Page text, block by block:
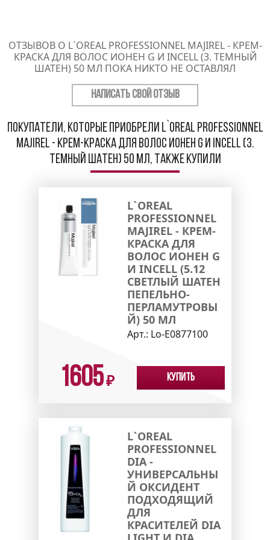
ОТЗЫВОВ О L`OREAL PROFESSIONNEL MAJIREL - КРЕМ-
КРАСКА ДЛЯ ВОЛОС ИОНЕН G И INCELL (3. ТЕМНЫЙ
ШАТЕН) 50 МЛ ПОКА НИКТО НЕ ОСТАВЛЯЛ
НАПИСАТЬ СВОЙ ОТЗЫВ
Покупатели, которые приобрели L`oreal Professionnel
Majirel - Крем-краска для волос Ионен G и incell (3.
темный шатен) 50 мл, также купили
L`OREAL
PROFESSIONNEL
MAJIREL - КРЕМ-
КРАСКА ДЛЯ
ВОЛОС ИОНЕН G
И INCELL (5.12
СВЕТЛЫЙ ШАТЕН
ПЕПЕЛЬНО-
ПЕРЛАМУТРОВЫ
Й) 50 МЛ
Арт.: Lo-E0877100
1605₽ Купить
L`OREAL
PROFESSIONNEL
DIA -
УНИВЕРСАЛЬНЫ
Й ОКСИДЕНТ
ПОДХОДЯЩИЙ
ДЛЯ
КРАСИТЕЛЕЙ DIA